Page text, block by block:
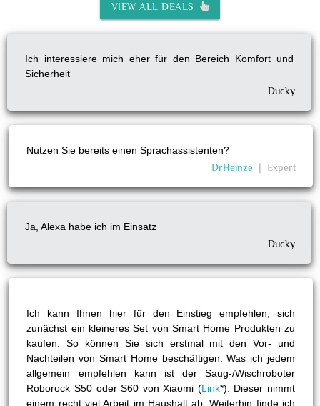
VIEW ALL DEALS
Ich interessiere mich eher für den Bereich Komfort und
Sicherheit
Ducky
Nutzen Sie bereits einen Sprachassistenten?
DrHeinze
Expert
Ja, Alexa habe ich im Einsatz
Ducky
Ich kann Ihnen hier für den Einstieg empfehlen, sich
zunächst ein kleineres Set von Smart Home Produkten zu
kaufen. So können Sie sich erstmal mit den Vor- und
Nachteilen von Smart Home beschäftigen. Was ich jedem
allgemein empfehlen kann ist der Saug-/Wischroboter
Roborock S50 oder S60 von Xiaomi (Link*). Dieser nimmt
einem recht viel Arbeit im Haushalt ab. Weiterhin finde ich